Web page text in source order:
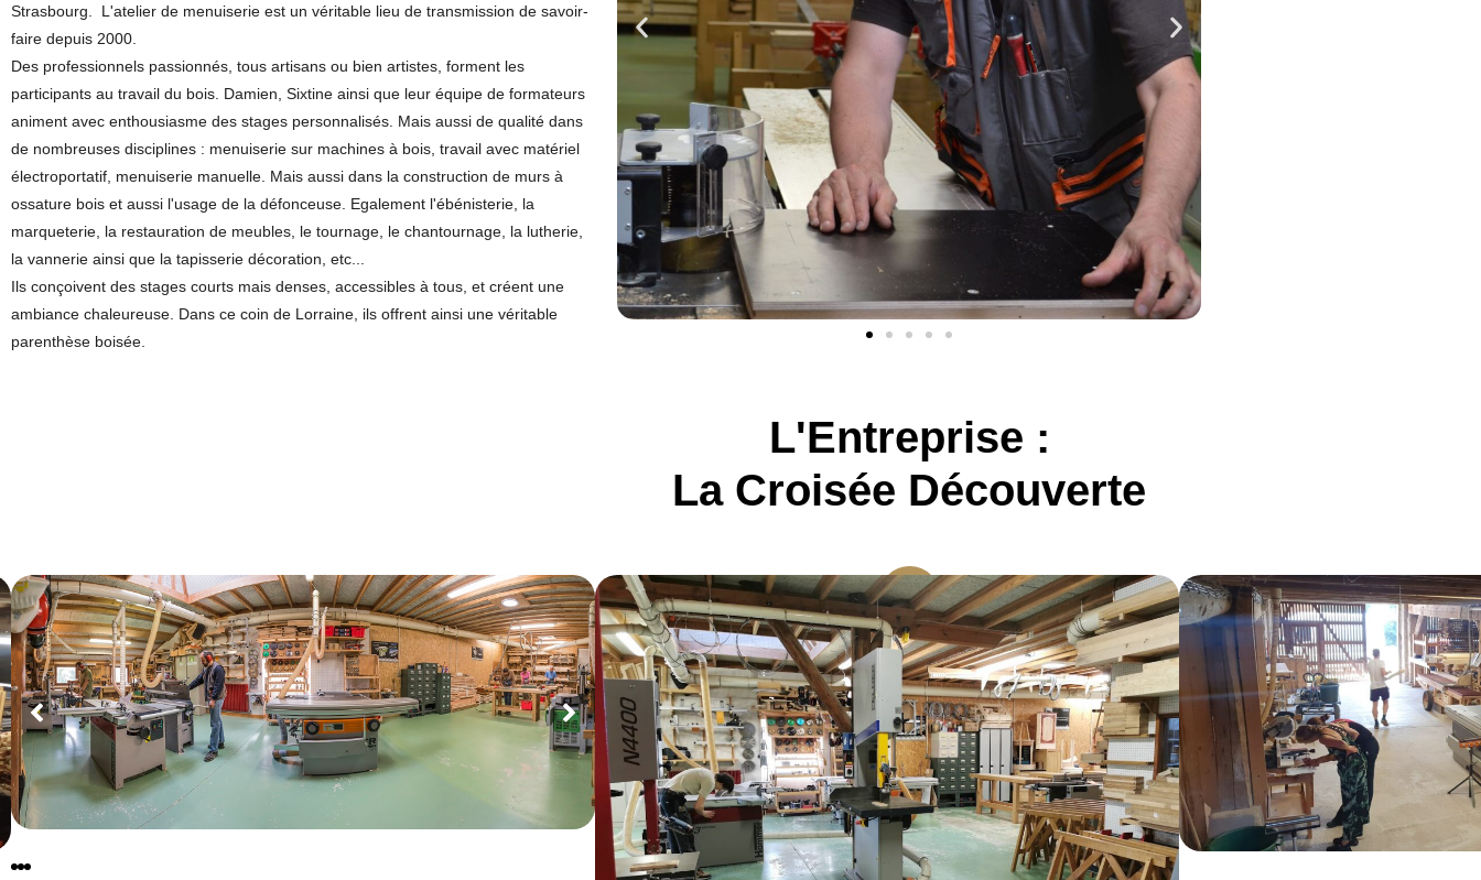
Strasbourg. L'atelier de menuiserie est un véritable lieu de transmission de savoir-
faire depuis 2000.
Des professionnels passionnés, tous artisans ou bien artistes, forment les
participants au travail du bois. Damien, Sixtine ainsi que leur équipe de formateurs
animent avec enthousiasme des stages personnalisés. Mais aussi de qualité dans
de nombreuses disciplines : menuiserie sur machines à bois, travail avec matériel
électroportatif, menuiserie manuelle. Mais aussi dans la construction de murs à
ossature bois et aussi l'usage de la défonceuse. Egalement l'ébénisterie, la
marqueterie, la restauration de meubles, le tournage, le chantournage, la lutherie,
la vannerie ainsi que la tapisserie décoration, etc...
Ils conçoivent des stages courts mais denses, accessibles à tous, et créent une
ambiance chaleureuse. Dans ce coin de Lorraine, ils offrent ainsi une véritable
parenthèse boisée.
L'Entreprise :
La Croisée Découverte
Rural
La Croisée des Découvertes a été crée en 2000. L’entreprise réunit des
professionnels passionnés de menuiserie : artisans, artistes et formateurs
spécialisés dans le travail du bois dans le Grand Est.
L'atelier, aménagé sur deux niveaux de 350m2 dans un ancien bâtiment avec une
charpente bois traditionnelle. l'atelier comporte plusieurs salles de travail chauffées
et équipées d'une aspiration centralisée.
Chaque espace met à disposition du matériel de qualité adapté aux différentes